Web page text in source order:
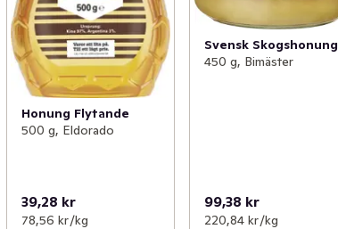
Honung Flytande
500 g, Eldorado
39,28 kr
78,56 kr /kg
Svensk Skogshonung
450 g, Bimäster
99,38 kr
220,84 kr /kg